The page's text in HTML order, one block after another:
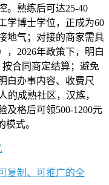
。熟练后可达25-40
学博士学位，正成为60
地气；对接的商家需具
，2026年政策下，明白
合同商定结算；避免
白办事内容、收费尺
的成熟社区，汉族，
及格后可领500-1200元
式。
复制、可推广的全